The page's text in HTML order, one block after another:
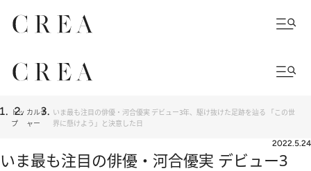
トッ
プ
カルチ
ャー
いま最も注目の俳優・河合優実 デビュー3年、駆け抜けた足跡を辿る 「この世
界に懸けよう」と決意した日
2022.5.24
いま最も注目の俳優・河合優実 デビュー3